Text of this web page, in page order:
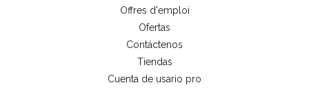
Offres d'emploi
Ofertas
Contáctenos
Tiendas
Cuenta de usario pro